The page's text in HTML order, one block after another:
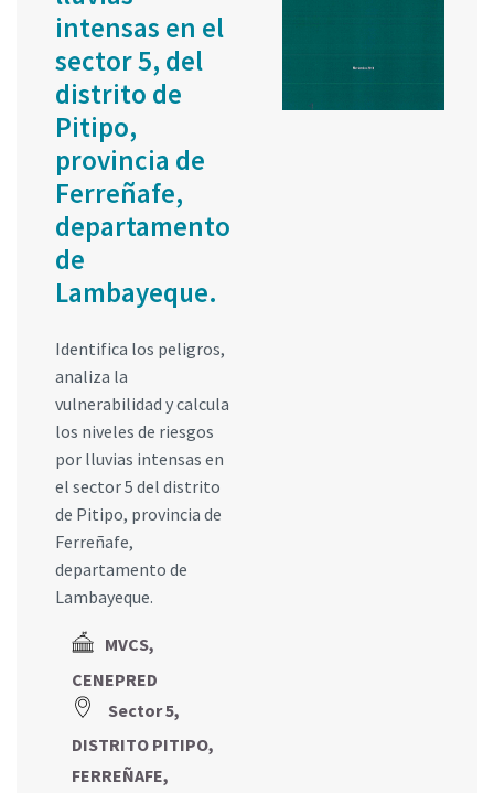
intensas en el
sector 5, del
distrito de
Pitipo,
provincia de
Ferreñafe,
departamento
de
Lambayeque.
Identifica los peligros,
analiza la
vulnerabilidad y calcula
los niveles de riesgos
por lluvias intensas en
el sector 5 del distrito
de Pitipo, provincia de
Ferreñafe,
departamento de
Lambayeque.
MVCS,
CENEPRED
Sector 5,
DISTRITO PITIPO,
FERREÑAFE,